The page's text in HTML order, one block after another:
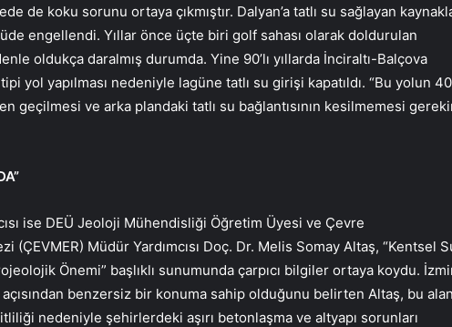
de koku sorunu ortaya çıkmıştır. Dalyan’a tatlı su sağlayan
engellendi. Yıllar önce üçte biri golf sahası olarak doldurulan
oldukça daralmış durumda. Yine 90’lı yıllarda İnciraltı-Balçova
yol yapılması nedeniyle lagüne tatlı su girişi kapatıldı. “Bu yolun
geçilmesi ve arka plandaki tatlı su bağlantısının kesilmemesi
ise DEÜ Jeoloji Mühendisliği Öğretim Üyesi ve Çevre
(ÇEVMER) Müdür Yardımcısı Doç. Dr. Melis Somay Altaş, “Kentsel
Önemi” başlıklı sunumunda çarpıcı bilgiler ortaya koydu.
benzersiz bir konuma sahip olduğunu belirten Altaş, bu
nedeniyle şehirlerdeki aşırı betonlaşma ve altyapı sorunları